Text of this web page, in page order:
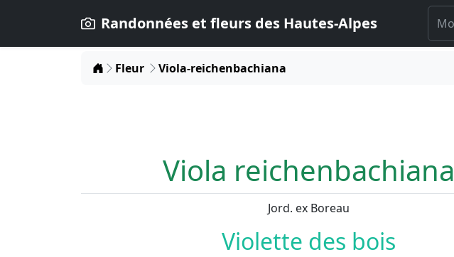
Randonnées et fleurs des Hautes-Alpes
Home
Fleur Viola-reichenbachiana
Viola reichenbachiana
Jord. ex Boreau
Violette des bois